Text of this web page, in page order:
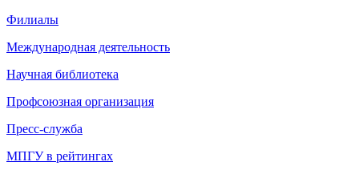
Филиалы
Международная деятельность
Научная библиотека
Профсоюзная организация
Пресс-служба
МПГУ в рейтингах